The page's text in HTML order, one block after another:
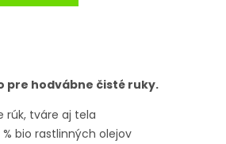
pre hodvábne čisté ruky.
rúk, tváre aj tela
% bio rastlinných olejov